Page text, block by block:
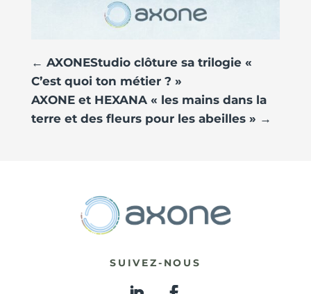
← AXONEStudio clôture sa trilogie «
C’est quoi ton métier ? »
AXONE et HEXANA « les mains dans la
terre et des fleurs pour les abeilles » →
SUIVEZ-NOUS